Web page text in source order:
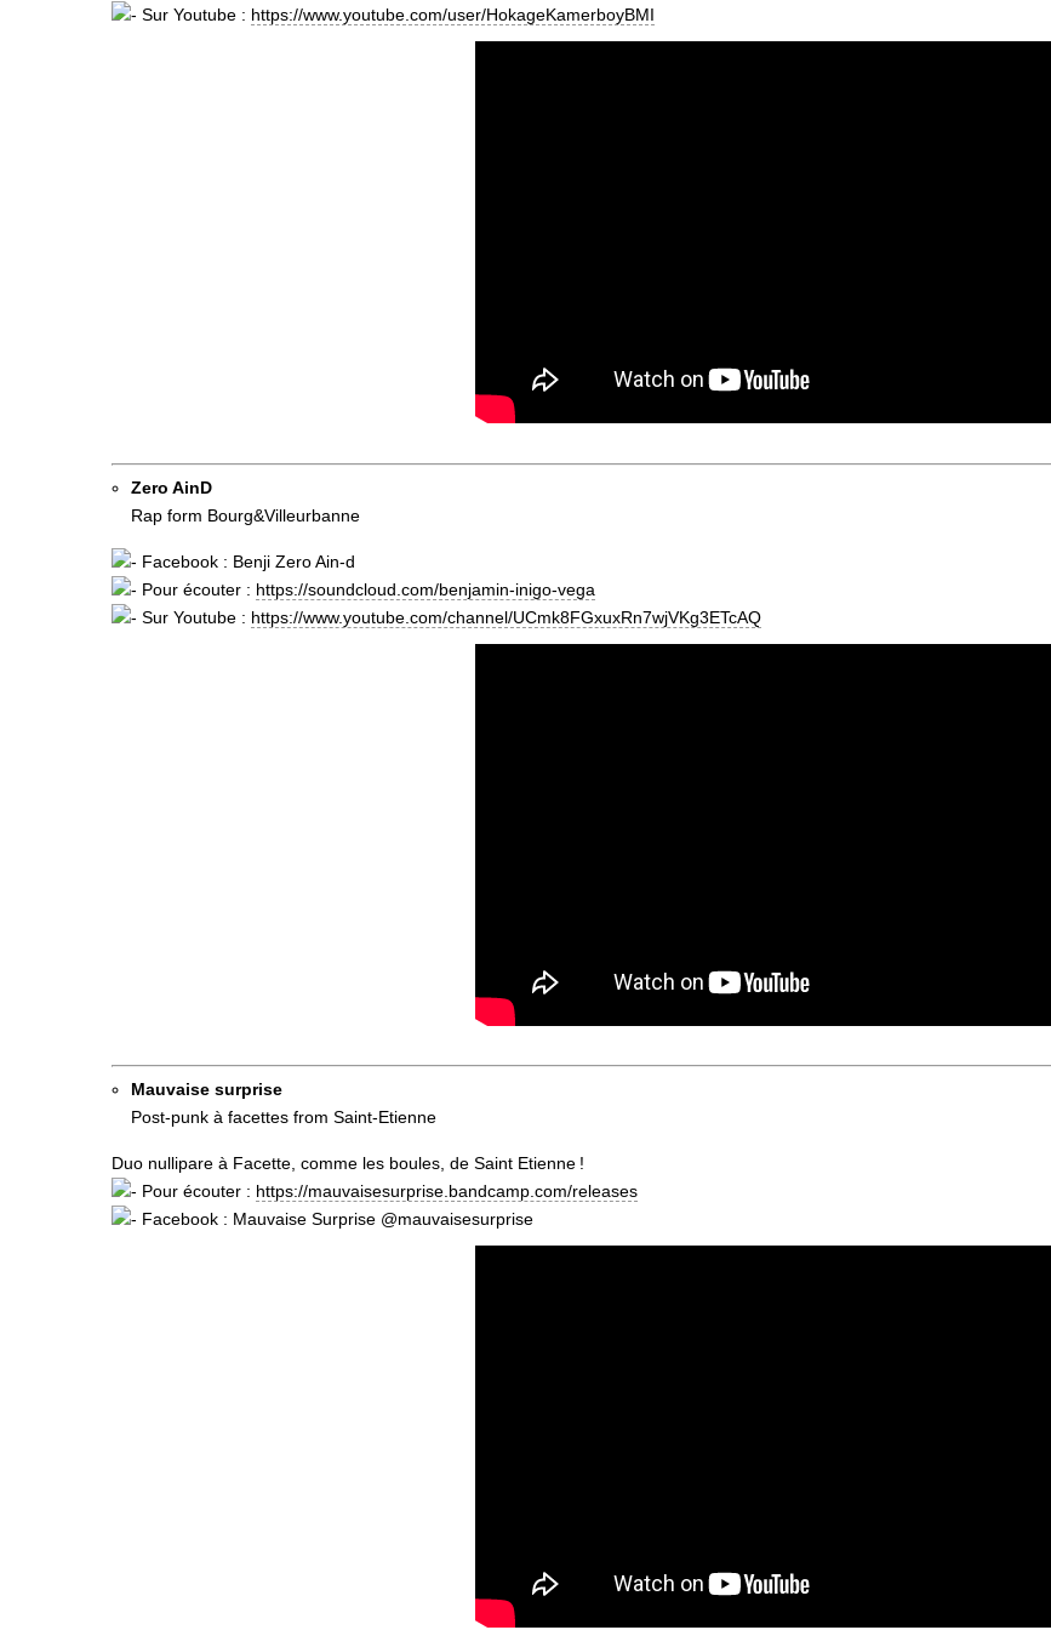
Sur Youtube : https://www.youtube.com/user/HokageKamerboyBMI
Zero AinD
Rap form Bourg&Villeurbanne
Facebook : Benji Zero Ain-d
Pour écouter : https://soundcloud.com/benjamin-inigo-vega
Sur Youtube : https://www.youtube.com/channel/UCmk8FGxuxRn7wjVKg3ETcAQ
Mauvaise surprise
Post-punk à facettes from Saint-Etienne
Duo nullipare à Facette, comme les boules, de Saint Etienne !
Pour écouter : https://mauvaisesurprise.bandcamp.com/releases
Facebook : Mauvaise Surprise @mauvaisesurprise